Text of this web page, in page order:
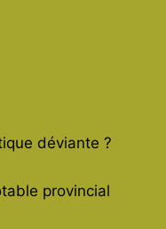
déviante ?
provincial